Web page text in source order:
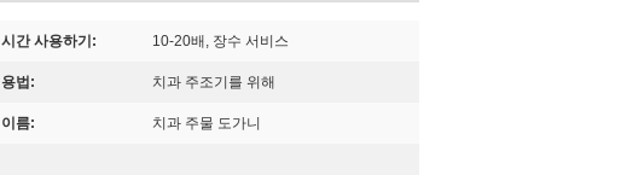
시간 사용하기: 10-20배, 장수 서비스
용법: 치과 주조기를 위해
이름: 치과 주물 도가니